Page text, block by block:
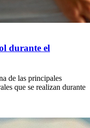
durante el
de las principales
que se realizan durante